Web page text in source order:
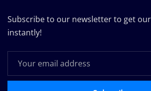
Subscribe to our newsletter to get
instantly!